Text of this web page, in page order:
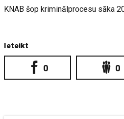
KNAB šop kriminālprocesu sāka
Ieteikt
0 0